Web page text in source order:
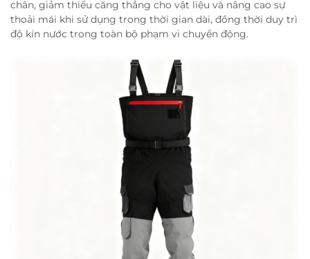
chân, giảm thiểu căng thẳng cho vật liệu và nâng cao sự
thoải mái khi sử dụng trong thời gian dài, đồng thời duy trì
độ kín nước trong toàn bộ phạm vi chuyển động.